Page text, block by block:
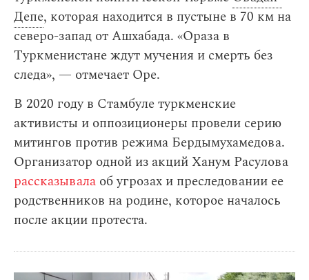
Депе, которая находится в пустыне в 70 км на
северо-запад от Ашхабада. «Ораза в
Туркменистане ждут мучения и смерть без
следа», — отмечает Оре.
В 2020 году в Стамбуле туркменские
активисты и оппозиционеры провели серию
митингов против режима Бердымухамедова.
Организатор одной из акций Ханум Расулова
рассказывала об угрозах и преследовании ее
родственников на родине, которое началось
после акции протеста.